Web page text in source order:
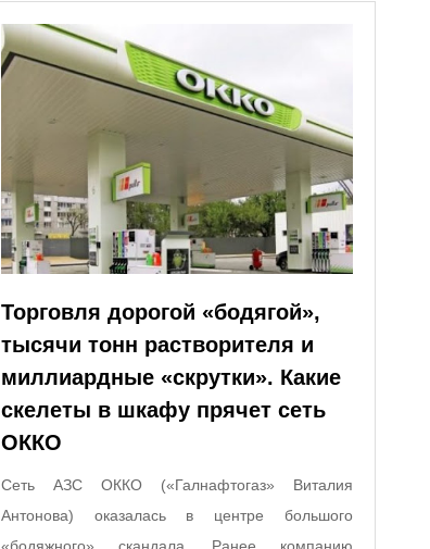
Торговля дорогой «бодягой»,
тысячи тонн растворителя и
миллиардные «скрутки». Какие
скелеты в шкафу прячет сеть
ОККО
Сеть АЗС ОККО («Галнафтогаз» Виталия
Антонова) оказалась в центре большого